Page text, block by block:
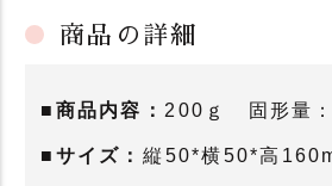
商品の詳細
■商品内容： 200ｇ 固形量：
■サイズ： 縦50*横50*高